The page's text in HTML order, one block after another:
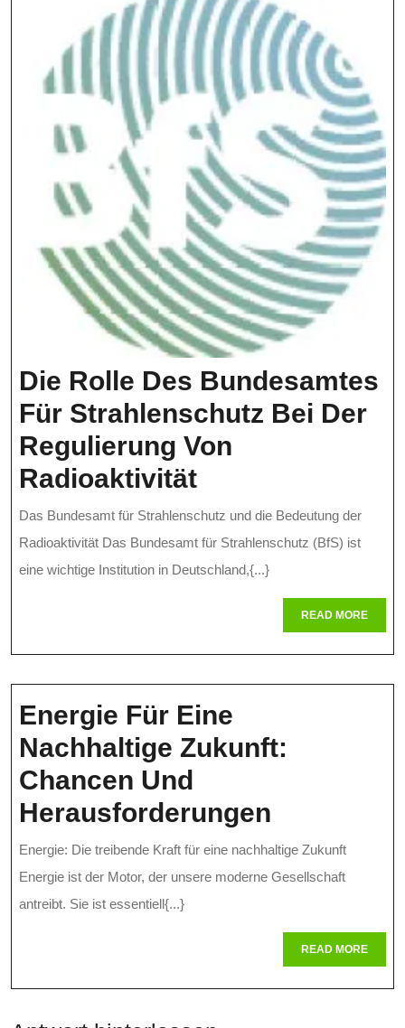
Und
Die Rolle Des Bundesamtes
Für Strahlenschutz Bei Der
Regulierung Von
RadioaktivitätDie
Rolle
Des
Bundesamtes
Strahlenschutz
Der
Regulierung
Radioaktivität
Das Bundesamt für Strahlenschutz und die Bedeutung der
Radioaktivität Das Bundesamt für Strahlenschutz (BfS) ist
eine wichtige Institution in Deutschland,{...}
READ MOREREAD
MORE
Energie Für Eine
Nachhaltige Zukunft:
Chancen Und
Herausforderungen
Für
Eine
Zukunft:
Chancen
Energie: Die treibende Kraft für eine nachhaltige Zukunft
Energie ist der Motor, der unsere moderne Gesellschaft
antreibt. Sie ist essentiell{...}
READ MOREREAD
MORE